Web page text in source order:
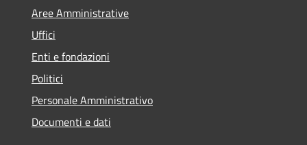
Aree Amministrative
Uffici
Enti e fondazioni
Politici
Personale Amministrativo
Documenti e dati